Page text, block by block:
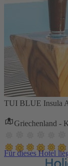
TUI BLUE Insula
Griechenland -
Für dieses Hotel